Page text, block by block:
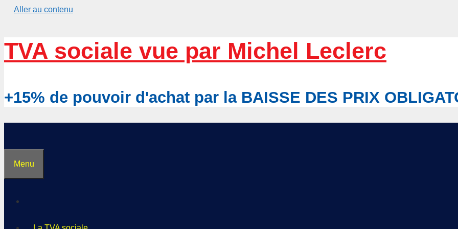
Aller au contenu
TVA sociale vue par Michel Leclerc
+15% de pouvoir d'achat par la BAISSE DES PRIX
Menu